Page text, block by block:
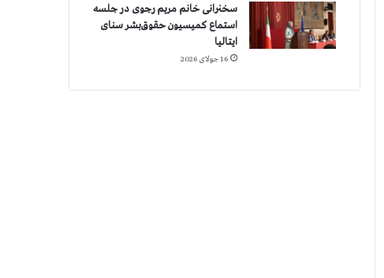
سخنرانی خانم مریم رجوی در جلسه
استماع کمیسیون حقوق‌بشر سنای
ایتالیا
16 جولای 2026